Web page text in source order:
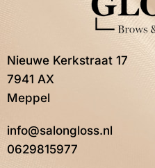
Nieuwe Kerkstraat 17
7941 AX
Meppel
info@salongloss.nl
0629815977